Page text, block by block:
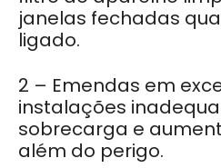
janelas fechadas
ligado.
2 – Emendas em
instalações
sobrecarga e
além do perigo.